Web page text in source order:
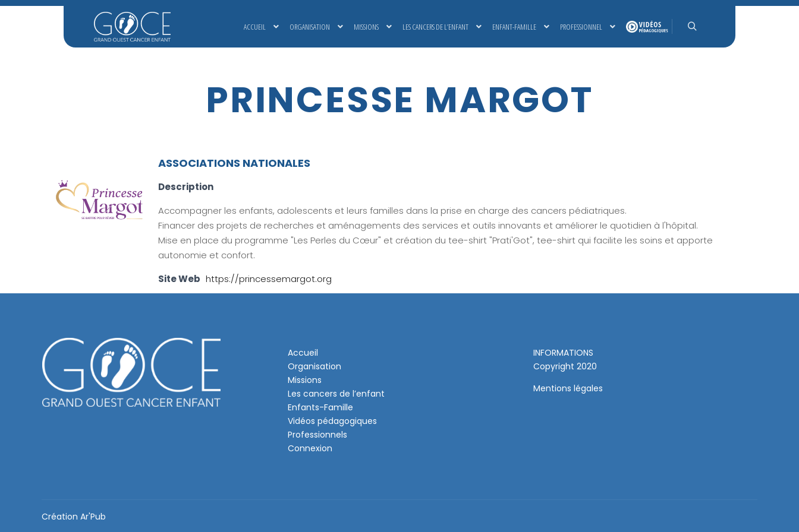
ACCUEIL ORGANISATION MISSIONS LES CANCERS DE L’ENFANT ENFANT-FAMILLE PROFESSIONNEL
Rechercher
PRINCESSE MARGOT
ASSOCIATIONS NATIONALES
Description
Accompagner les enfants, adolescents et leurs familles dans la prise en charge des cancers pédiatriques.
Financer des projets de recherches et aménagements des services et outils innovants et améliorer le quotidien à l'hôpital.
Mise en place du programme "Les Perles du Cœur" et création du tee-shirt "Prati'Got", tee-shirt qui facilite les soins et apporte
autonomie et confort.
Site Web https://princessemargot.org
Accueil
Organisation
Missions
Les cancers de l’enfant
Enfants-Famille
Vidéos pédagogiques
Professionnels
Connexion
INFORMATIONS
Copyright 2020
Mentions légales
Création Ar'Pub